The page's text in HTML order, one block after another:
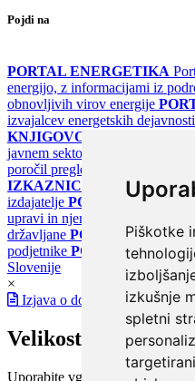
Piškotke
izkušnje
spletni
Pojdi na
PORTAL ENERGETIKA
energijo, z informacijami iz
obnovljivih virov energije
izvajalcev energetskih dejavnosti
KNJIGOVODSTVO
javnem sektorju
poročil pregledov klimatskih
IZKAZNICE
Register
izdajatelje PORTAL GOV.SI
upravi in njenih storitvah
državljane PORTAL SPOT
podjetnike PORTAL OPSI
Slovenije
×
Izjava o dostopnosti
Velikost pisave
Uporabite vgrajeno funkcijo